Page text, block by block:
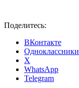
Поделитесь:
ВКонтакте
Одноклассники
X
WhatsApp
Telegram